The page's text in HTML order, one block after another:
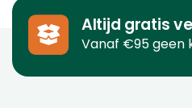
Altijd gratis
Vanaf €95 geen